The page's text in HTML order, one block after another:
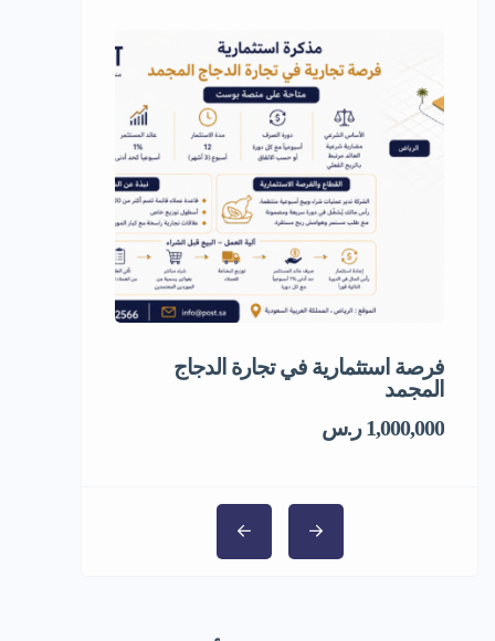
فرصة استثمارية في تجارة الدجاج
المجمد
1,000,000 ر.س